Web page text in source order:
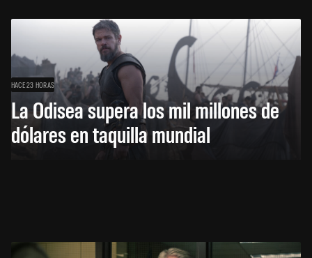
HACE 23 HORAS
La Odisea supera los mil millones de
dólares en taquilla mundial